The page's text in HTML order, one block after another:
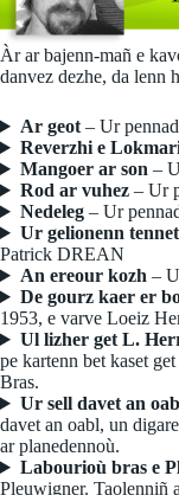
Àr ar bajenn-mañ e
danvez dezhe, da lenn
Ar geot – Ur
Reverzhi e
Mangoer ar son –
Rod ar vuhez – Ur
Nedeleg – Ur
Ur gelionenn
Patrick DREAN
An ereour kozh –
De gourz kaer er
1953, e varve Loeiz
Ul lizher get L.
pe kartenn bet kaset
Bras.
Ur sell davet an
davet an oabl, un
ar planedennoù.
Labourioù bras e
Pleuwigner. Taolenniñ